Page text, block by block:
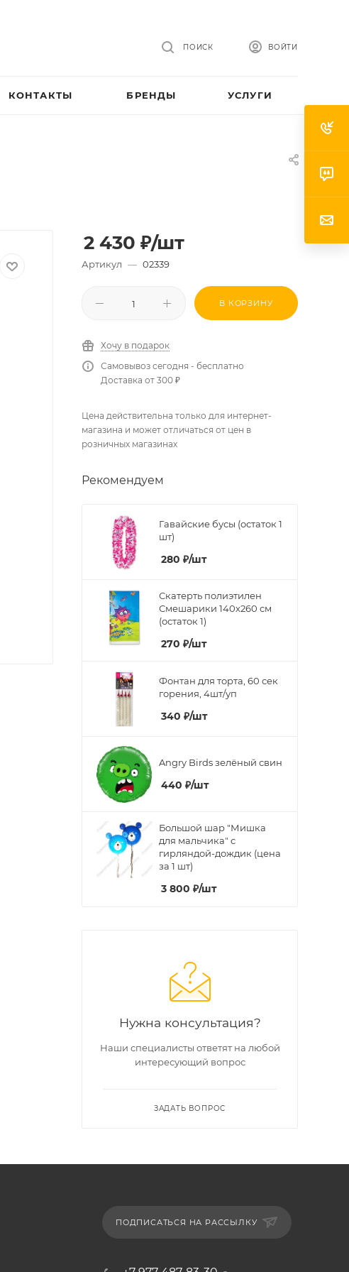
ВОЙТИ
ПОИСК
КОНТАКТЫ БРЕНДЫ УСЛУГИ
2 430 ₽/шт
Артикул — 02339
В КОРЗИНУ
Хочу в подарок
Самовывоз сегодня - бесплатно
Доставка от 300 ₽
Цена действительна только для интернет-
магазина и может отличаться от цен в
розничных магазинах
Рекомендуем
Гавайские бусы (остаток 1
шт)
280 ₽/шт
Скатерть полиэтилен
Смешарики 140х260 см
(остаток 1)
270 ₽/шт
Фонтан для торта, 60 сек
горения, 4шт/уп
340 ₽/шт
Angry Birds зелёный свин
440 ₽/шт
Большой шар "Мишка
для мальчика" с
гирляндой-дождик (цена
за 1 шт)
3 800 ₽/шт
Нужна консультация?
Наши специалисты ответят на любой
интересующий вопрос
ЗАДАТЬ ВОПРОС
ПОДПИСАТЬСЯ НА РАССЫЛКУ